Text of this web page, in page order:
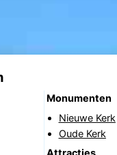
Monumenten
Nieuwe Kerk
Oude Kerk